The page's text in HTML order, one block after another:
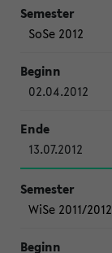
SoSe 2012
02.04.2012
13.07.2012
WiSe 2011/2012